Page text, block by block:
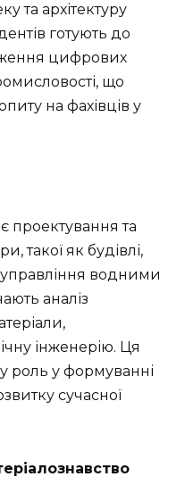
та архітектуру
готують до
цифрових
що
на фахівців у
проектування та
такої як будівлі,
водними
аналіз
інженерію. Ця
роль у формуванні
сучасної